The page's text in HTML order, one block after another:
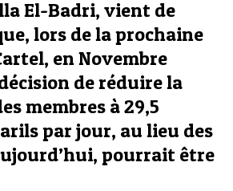
El-Badri, vient de
lors de la prochaine
en Novembre
de réduire la
membres à 29,5
par jour, au lieu des
pourrait être